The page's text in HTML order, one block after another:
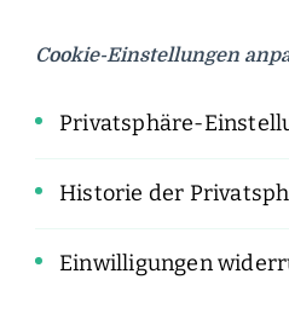
Cookie-Einstellungen
Privatsphäre-
Historie der
Einwilligungen